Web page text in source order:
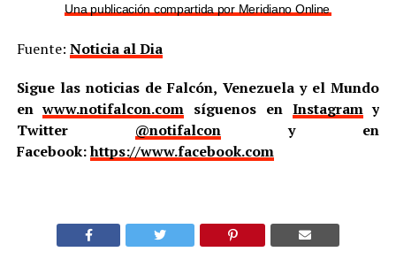
Una publicación compartida por Meridiano Online
Fuente: Noticia al Dia
Sigue las noticias de Falcón, Venezuela y el Mundo
enwww.notifalcon.com síguenos en Instagramy
Twitter @notifalcony en
Facebook:https://www.facebook.com